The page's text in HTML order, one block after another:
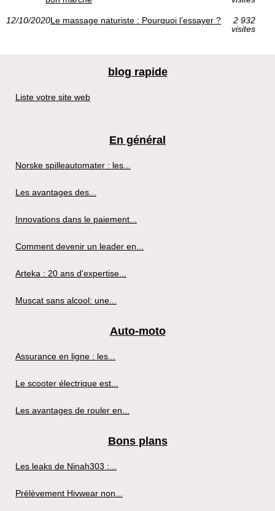
12/10/2020Le massage naturiste : Pourquoi l’essayer ?
2 932
visites
blog rapide
Liste votre site web
En général
Norske spilleautomater : les...
Les avantages des...
Innovations dans le paiement...
Comment devenir un leader en...
Arteka : 20 ans d'expertise...
Muscat sans alcool: une...
Auto-moto
Assurance en ligne : les...
Le scooter électrique est...
Les avantages de rouler en...
Bons plans
Les leaks de Ninah303 :...
Prélèvement Hivwear non...